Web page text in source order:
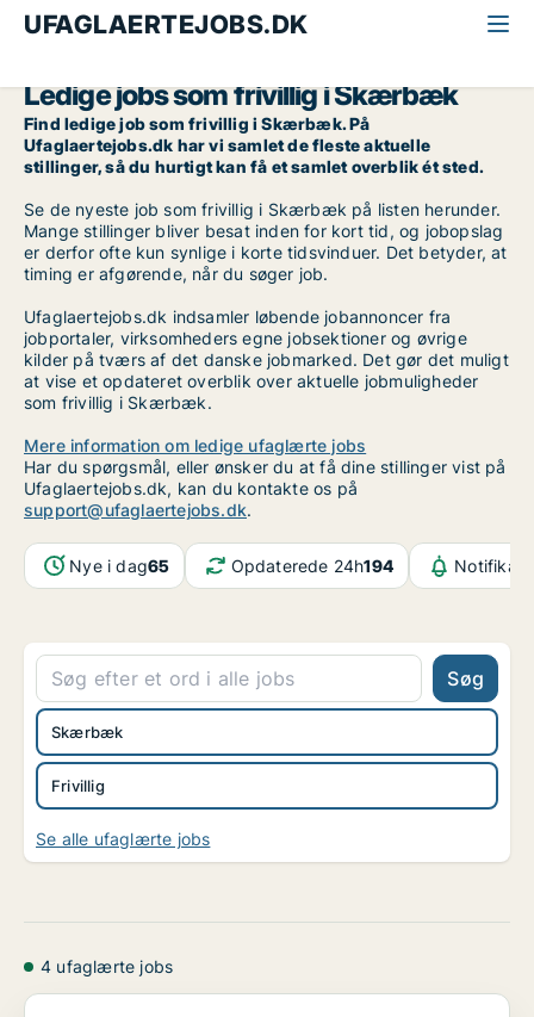
UFAGLAERTEJOBS.DK
Ledige jobs som frivillig i Skærbæk
Find ledige job som frivillig i Skærbæk. På
Ufaglaertejobs.dk har vi samlet de fleste aktuelle
stillinger, så du hurtigt kan få et samlet overblik ét sted.
Se de nyeste job som frivillig i Skærbæk på listen herunder.
Mange stillinger bliver besat inden for kort tid, og jobopslag
er derfor ofte kun synlige i korte tidsvinduer. Det betyder, at
timing er afgørende, når du søger job.
Ufaglaertejobs.dk indsamler løbende jobannoncer fra
jobportaler, virksomheders egne jobsektioner og øvrige
kilder på tværs af det danske jobmarked. Det gør det muligt
at vise et opdateret overblik over aktuelle jobmuligheder
som frivillig i Skærbæk.
Mere information om ledige ufaglærte jobs
Har du spørgsmål, eller ønsker du at få dine stillinger vist på
Ufaglaertejobs.dk, kan du kontakte os på
support@ufaglaertejobs.dk.
Nye i dag65 Opdaterede 24h194
Søg
Frivillig
Skærbæk
Se alle ufaglærte jobs
4 ufaglærte jobs
Skærbæk: Vores populære genbrugsbutik i Skærbæk sø...